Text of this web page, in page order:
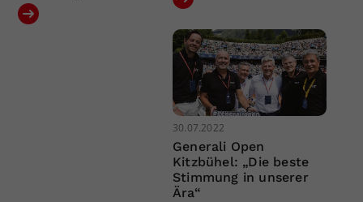
30.07.2022
Generali Open
Kitzbühel: „Die beste
Stimmung in unserer
Ära“